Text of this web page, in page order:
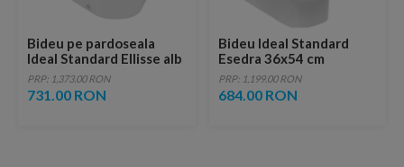
Bideu pe pardoseala
Ideal Standard Ellisse alb
lucios
PRP: 1,373.00 RON
731.00 RON
Bideu Ideal Standard
Esedra 36x54 cm
suspendat
PRP: 1,199.00 RON
684.00 RON